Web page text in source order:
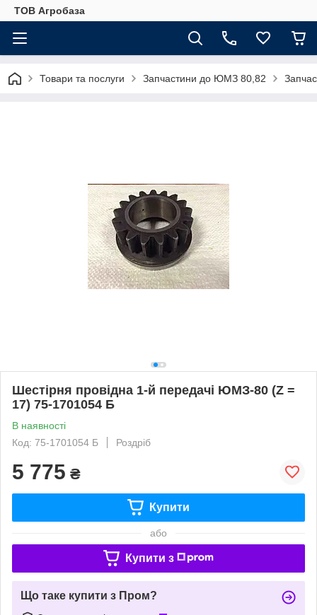
ТОВ Агробаза
Товари та послуги Запчастини до ЮМЗ 80,82
Шестірня провідна 1-й передачі ЮМЗ-80 (Z =
17) 75-1701054 Б
В наявності
Код: 75-1701054 Б
Роздріб
5 775 ₴
Купити
або
Купити з
Що таке купити з Пром?